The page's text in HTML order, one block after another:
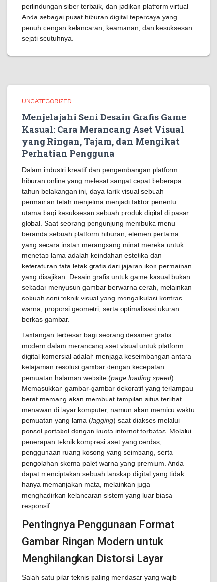
perlindungan siber terbaik, dan jadikan platform virtual
Anda sebagai pusat hiburan digital tepercaya yang
penuh dengan kelancaran, keamanan, dan kesuksesan
sejati seutuhnya.
UNCATEGORIZED
Menjelajahi Seni Desain Grafis Game
Kasual: Cara Merancang Aset Visual
yang Ringan, Tajam, dan Mengikat
Perhatian Pengguna
Dalam industri kreatif dan pengembangan platform
hiburan online yang melesat sangat cepat beberapa
tahun belakangan ini, daya tarik visual sebuah
permainan telah menjelma menjadi faktor penentu
utama bagi kesuksesan sebuah produk digital di pasar
global. Saat seorang pengunjung membuka menu
beranda sebuah platform hiburan, elemen pertama
yang secara instan merangsang minat mereka untuk
menetap lama adalah keindahan estetika dan
keteraturan tata letak grafis dari jajaran ikon permainan
yang disajikan. Desain grafis untuk game kasual bukan
sekadar menyusun gambar berwarna cerah, melainkan
sebuah seni teknik visual yang mengalkulasi kontras
warna, proporsi geometri, serta optimalisasi ukuran
berkas gambar.
Tantangan terbesar bagi seorang desainer grafis
modern dalam merancang aset visual untuk platform
digital komersial adalah menjaga keseimbangan antara
ketajaman resolusi gambar dengan kecepatan
pemuatan halaman website (page loading speed).
Memasukkan gambar-gambar dekoratif yang terlampau
berat memang akan membuat tampilan situs terlihat
menawan di layar komputer, namun akan memicu waktu
pemuatan yang lama (lagging) saat diakses melalui
ponsel portabel dengan kuota internet terbatas. Melalui
penerapan teknik kompresi aset yang cerdas,
penggunaan ruang kosong yang seimbang, serta
pengolahan skema palet warna yang premium, Anda
dapat menciptakan sebuah lanskap digital yang tidak
hanya memanjakan mata, melainkan juga
menghadirkan kelancaran sistem yang luar biasa
responsif.
Pentingnya Penggunaan Format
Gambar Ringan Modern untuk
Menghilangkan Distorsi Layar
Salah satu pilar teknis paling mendasar yang wajib